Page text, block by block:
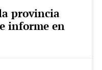
provincia
informe en